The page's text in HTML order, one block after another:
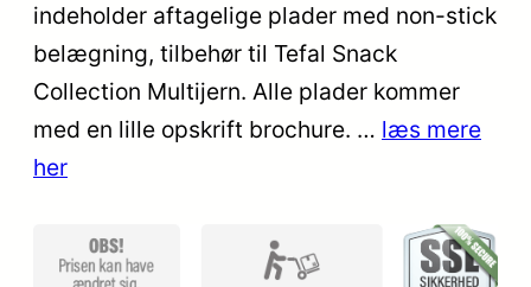
baseret
på
kundebedø
mmelser
indeholder aftagelige plader med non-stick
belægning, tilbehør til Tefal Snack
Collection Multijern. Alle plader kommer
med en lille opskrift brochure. … læs mere
her